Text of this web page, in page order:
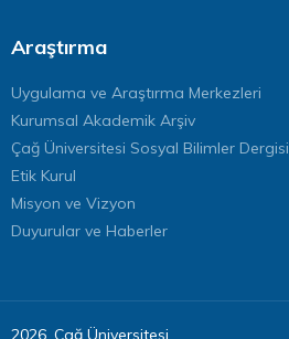
Araştırma
Uygulama ve Araştırma Merkezleri
Kurumsal Akademik Arşiv
Çağ Üniversitesi Sosyal Bilimler Dergisi
Etik Kurul
Misyon ve Vizyon
Duyurular ve Haberler
2026, Çağ Üniversitesi